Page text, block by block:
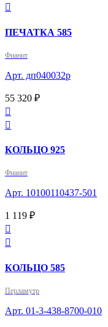

ПЕЧАТКА 585
Фианит
Арт. дп040032р
55 320 ₽


КОЛЬЦО 925
Фианит
Арт. 10100110437-501
1 119 ₽


КОЛЬЦО 585
Перламутр
Арт. 01-3-438-8700-010